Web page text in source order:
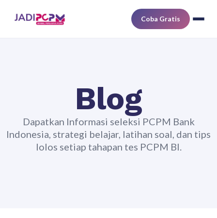
Coba Gratis
Blog
Dapatkan Informasi seleksi PCPM Bank
Indonesia, strategi belajar, latihan soal, dan tips
lolos setiap tahapan tes PCPM BI.